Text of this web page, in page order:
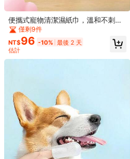
已節省 NT$4
200片装宠物眼耳清洁湿巾 - 柔软透
气，清洁泪痕和耳垢，一次性卫生宠
物护理湿巾，适用于犬猫
43 -9% 最後 2 天
便攜式寵物清潔濕紙巾，溫和不刺激
加厚清潔濕紙巾，適合旅行使用
僅剩9件
NT$96 -10% 最後 2 天
估計